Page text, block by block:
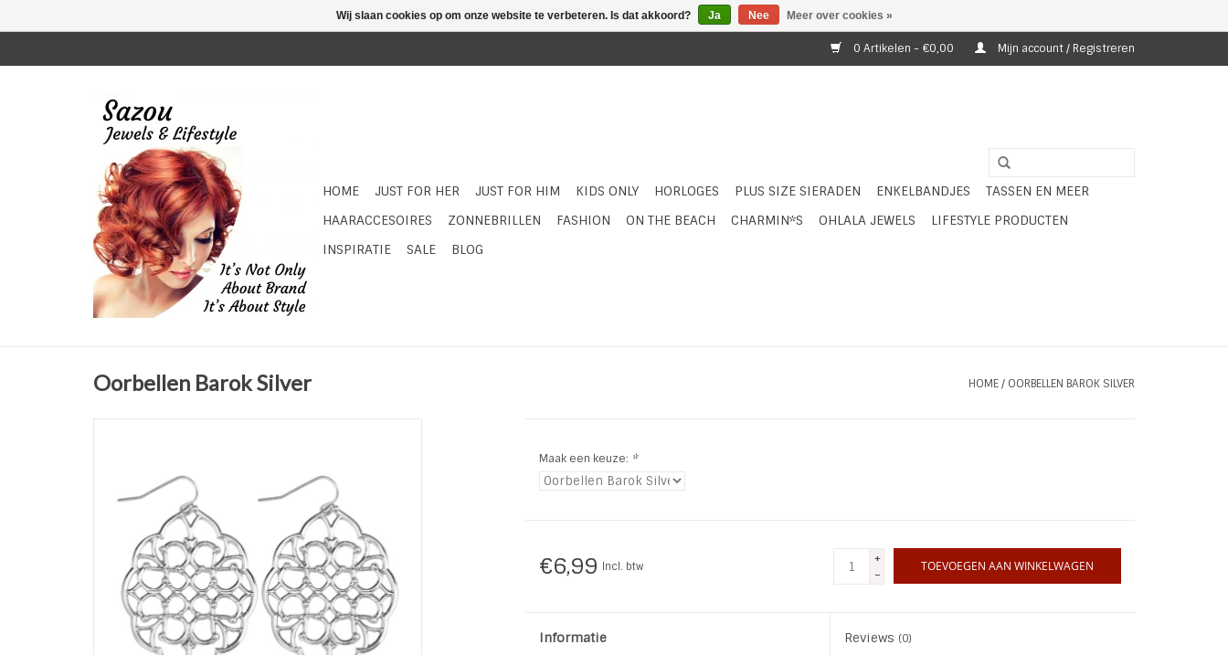
0 Artikelen - €0,00 Mijn account / Registreren
HOME JUST FOR HER JUST FOR HIM KIDS ONLY HORLOGES PLUS SIZE SIERADEN ENKELBANDJES
TASSEN EN MEER
HAARACCESOIRES
ZONNEBRILLEN FASHION ON THE BEACH CHARMIN*S OHLALA JEWELS
LIFESTYLE PRODUCTEN
INSPIRATIE
SALE BLOG
Oorbellen Barok Silver HOME/ OORBELLEN BAROK SILVER
Maak een keuze: *
€6,99 Incl. btw
+
-
TOEVOEGEN AAN WINKELWAGEN
Informatie Reviews (0)
Wij slaan cookies op om onze website te verbeteren. Is dat akkoord? Ja Nee Meer over cookies »